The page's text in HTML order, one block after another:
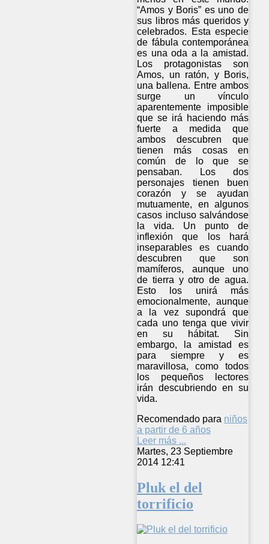
“Amos y Boris” es uno de
sus libros más queridos y
celebrados. Esta especie
de fábula contemporánea
es una oda a la amistad.
Los protagonistas son
Amos, un ratón, y Boris,
una ballena. Entre ambos
surge un vínculo
aparentemente imposible
que se irá haciendo más
fuerte a medida que
ambos descubren que
tienen más cosas en
común de lo que se
pensaban. Los dos
personajes tienen buen
corazón y se ayudan
mutuamente, en algunos
casos incluso salvándose
la vida. Un punto de
inflexión que los hará
inseparables es cuando
descubren que son
mamíferos, aunque uno
de tierra y otro de agua.
Esto los unirá más
emocionalmente, aunque
a la vez supondrá que
cada uno tenga que vivir
en su hábitat. Sin
embargo, la amistad es
para siempre y es
maravillosa, como todos
los pequeños lectores
irán descubriendo en su
vida.
Recomendado para niños
a partir de 6 años
Leer más ...
Martes, 23 Septiembre
2014 12:41
Pluk el del
torrificio